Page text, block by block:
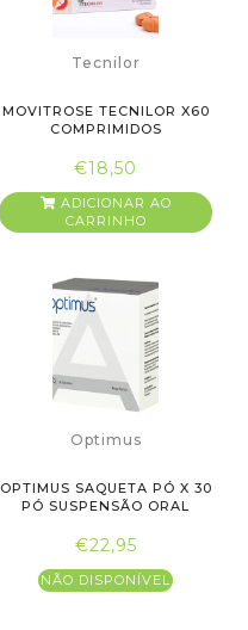
Tecnilor
MOVITROSE TECNILOR X60
COMPRIMIDOS
€18,50
ADICIONAR AO
CARRINHO
Optimus
OPTIMUS SAQUETA PÓ X 30
PÓ SUSPENSÃO ORAL
€22,95
NÃO DISPONÍVEL